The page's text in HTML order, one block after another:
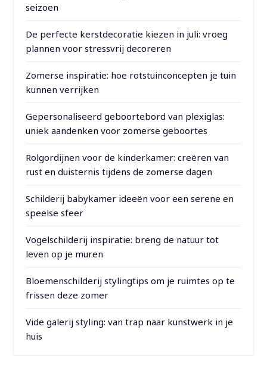
seizoen
De perfecte kerstdecoratie kiezen in juli: vroeg
plannen voor stressvrij decoreren
Zomerse inspiratie: hoe rotstuinconcepten je tuin
kunnen verrijken
Gepersonaliseerd geboortebord van plexiglas:
uniek aandenken voor zomerse geboortes
Rolgordijnen voor de kinderkamer: creëren van
rust en duisternis tijdens de zomerse dagen
Schilderij babykamer ideeën voor een serene en
speelse sfeer
Vogelschilderij inspiratie: breng de natuur tot
leven op je muren
Bloemenschilderij stylingtips om je ruimtes op te
frissen deze zomer
Vide galerij styling: van trap naar kunstwerk in je
huis